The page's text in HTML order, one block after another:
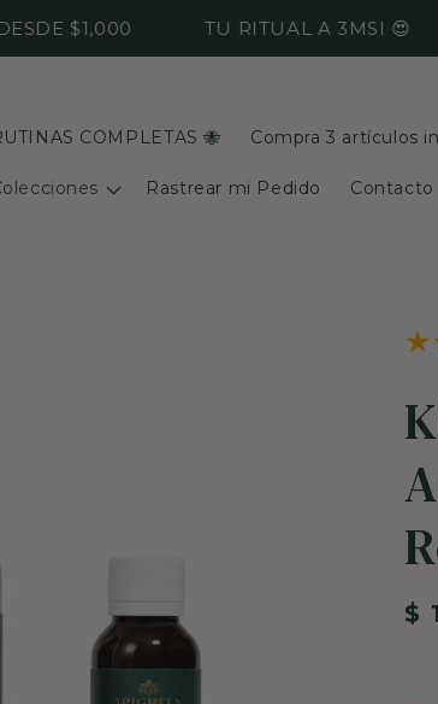
$1,000 TU RITUAL A 3MSI 😍
COMPLETAS 🐝 Compra 3 artículos
Rastrear mi Pedido Contacto
$